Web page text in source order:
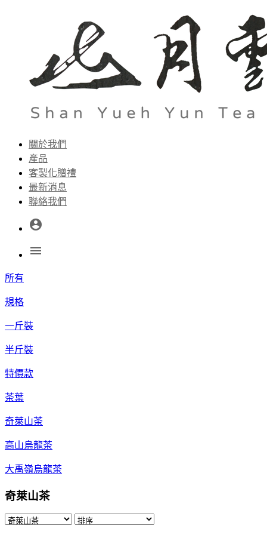
關於我們
產品
客製化贈禮
最新消息
聯絡我們
account_circle
menu
所有
規格
一斤裝
半斤裝
特價款
茶葉
奇萊山茶
高山烏龍茶
大禹嶺烏龍茶
奇萊山茶